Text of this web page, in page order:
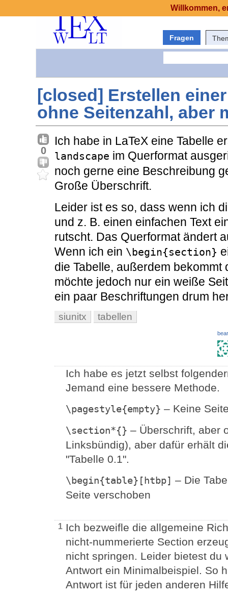
Fragen
[closed] Erstellen
ohne Seitenzahl, aber
0
Ich habe in LaTeX eine Tabelle
landscape im Querformat
noch gerne eine Beschreibung
Große Überschrift.
Leider ist es so, dass wenn ich
und z. B. einen einfachen Text
rutscht. Das Querformat ändert
Wenn ich ein \begin{section}
die Tabelle, außerdem
möchte jedoch nur ein weiße
ein paar Beschriftungen drum
siunitx tabellen
Ich habe es jetzt selbst
Jemand eine bessere Methode.
\pagestyle{empty} – Keine
\section*{} – Überschrift, aber
Linksbündig), aber dafür erhält
"Tabelle 0.1".
\begin{table}[htbp] – Die
Seite verschoben
1 Ich bezweifle die allgemeine
nicht-nummerierte Section
nicht springen. Leider bietest du
Antwort ein Minimalbeispiel. So
Antwort ist für jeden anderen
Willkommen,